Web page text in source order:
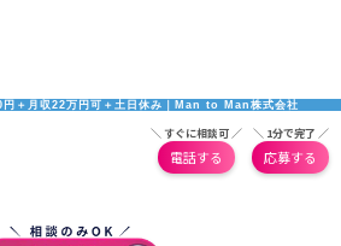
円＋月収22万円可＋土日休み｜Man to Man株式会社
＼ すぐに相談可 ／
電話する
＼ 1分で完了 ／
応募する